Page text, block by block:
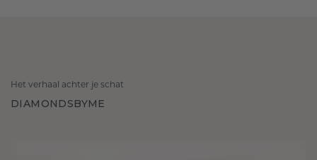
Het verhaal achter je schat
DIAMONDSBYME